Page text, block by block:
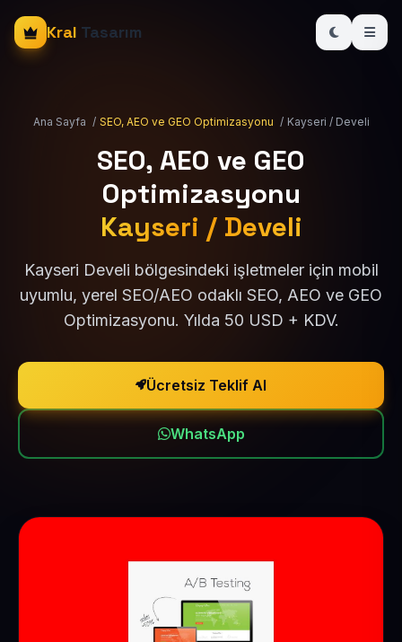
Kral Tasarım
Ana Sayfa / SEO, AEO ve GEO Optimizasyonu / Kayseri / Develi
SEO, AEO ve GEO
Optimizasyonu
Kayseri / Develi
Kayseri Develi bölgesindeki işletmeler için mobil
uyumlu, yerel SEO/AEO odaklı SEO, AEO ve GEO
Optimizasyonu. Yılda 50 USD + KDV.
Ücretsiz Teklif Al
WhatsApp